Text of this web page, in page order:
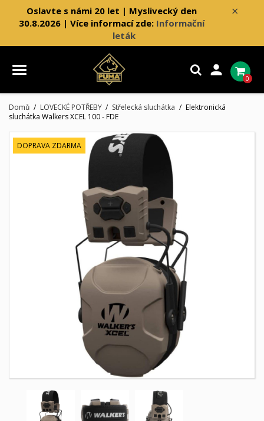
×
Oslavte s námi 20 let | Myslivecký den
30.8.2026 | Více informací zde: Informační
leták

0
Domů LOVECKÉ POTŘEBY Střelecká sluchátka
Elektronická
sluchátka Walkers XCEL 100 - FDE
DOPRAVA ZDARMA